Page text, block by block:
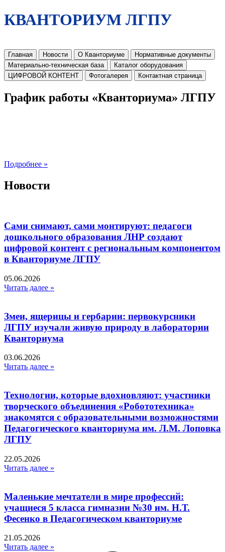
КВАНТОРИУМ ЛГПУ
Главная Новости О Кванториуме
Нормативные документы
Материально-техническая база
Каталог оборудования
ЦИФРОВОЙ КОНТЕНТ
Фотогалерея Контактная страница
График работы «Кванториума» ЛГПУ
Подробнее »
Новости
Сами снимают, сами монтируют: педагоги
дошкольного образования ЛНР создают
цифровой контент с региональным компонентом
в Кванториуме ЛГПУ​
05.06.2026
Читать далее »
Змеи, ящерицы и гербарии: первокурсники
ЛГПУ изучали живую природу в лаборатории
Кванториума
03.06.2026
Читать далее »
Технологии, которые вдохновляют: участники
творческого объединения «Робототехника»
знакомятся с образовательными возможностями
Педагогического кванториума им. Л.М. Лоповка
ЛГПУ
22.05.2026
Читать далее »
Маленькие мечтатели в мире профессий:
учащиеся 5 класса гимназии №30 им. Н.Т.
Фесенко в Педагогическом кванториуме
21.05.2026
Читать далее »